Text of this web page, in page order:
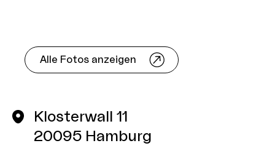
Alle Fotos anzeigen
Klosterwall 11
20095 Hamburg